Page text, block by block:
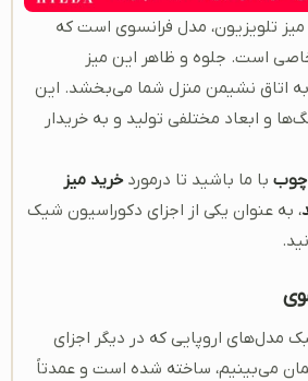
تلویزیون، مدل فرانسوی است که
است. جلوه و ظاهر این میز
اتاق نشیمن منزل شما می‌بخشد. این
و ابعاد مختلفی تولید و به خریدار
چوب با ما باشید تا درموردخرید میز
، به عنوان یکی از اجزای دکوراسیون شیک
مدل‌های اروپایی که در دیگر اجزای
می‌بینیم، ساخته شده است و عمدتاً